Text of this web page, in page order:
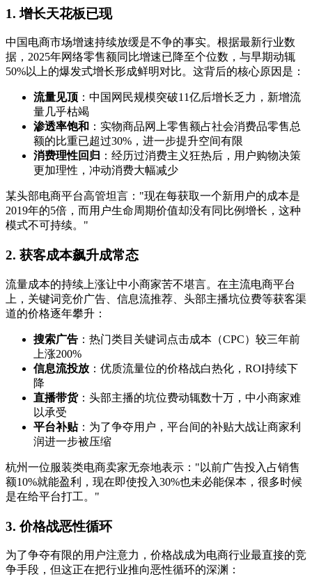
1. 增长天花板已现
中国电商市场增速持续放缓是不争的事实。根据最新行业数
据，2025年网络零售额同比增速已降至个位数，与早期动辄
50%以上的爆发式增长形成鲜明对比。这背后的核心原因是：
流量见顶 ：中国网民规模突破11亿后增长乏力，新增流
量几乎枯竭
渗透率饱和 ：实物商品网上零售额占社会消费品零售总
额的比重已超过30%，进一步提升空间有限
消费理性回归 ：经历过消费主义狂热后，用户购物决策
更加理性，冲动消费大幅减少
某头部电商平台高管坦言："现在每获取一个新用户的成本是
2019年的5倍，而用户生命周期价值却没有同比例增长，这种
模式不可持续。"
2. 获客成本飙升成常态
流量成本的持续上涨让中小商家苦不堪言。在主流电商平台
上，关键词竞价广告、信息流推荐、头部主播坑位费等获客渠
道的价格逐年攀升：
搜索广告 ：热门类目关键词点击成本（CPC）较三年前
上涨200%
信息流投放 ：优质流量位的价格战白热化，ROI持续下
降
直播带货：头部主播的坑位费动辄数十万，中小商家难
以承受
平台补贴：为了争夺用户，平台间的补贴大战让商家利
润进一步被压缩
杭州一位服装类电商卖家无奈地表示："以前广告投入占销售
额10%就能盈利，现在即使投入30%也未必能保本，很多时候
是在给平台打工。"
3. 价格战恶性循环
为了争夺有限的用户注意力，价格战成为电商行业最直接的竞
争手段，但这正在把行业推向恶性循环的深渊：